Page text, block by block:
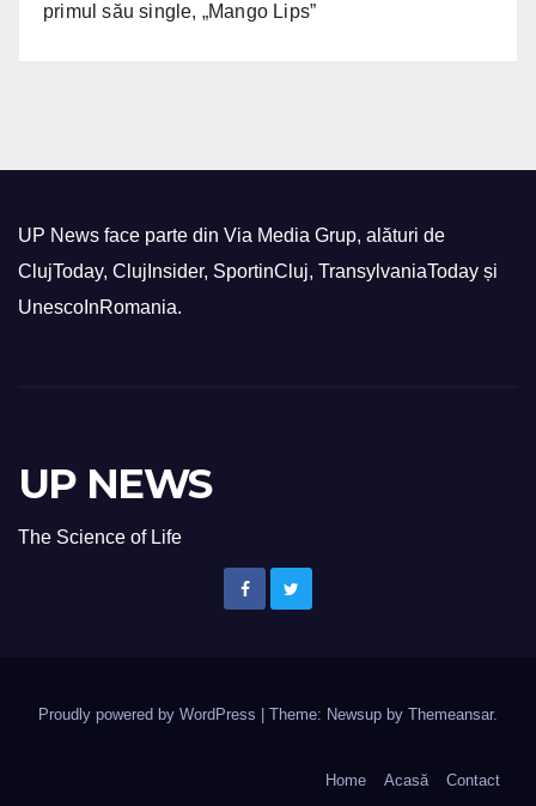
primul său single, „Mango Lips”
UP News face parte din Via Media Grup, alături de
ClujToday, ClujInsider, SportinCluj, TransylvaniaToday și
UnescoInRomania.
UP NEWS
The Science of Life
Proudly powered by WordPress Theme: Newsup by Themeansar.
Home Acasă Contact